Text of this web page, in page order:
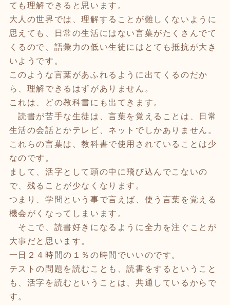
ても理解できると思います。
大人の世界では、理解することが難しくないように
思えても、日常の生活にはない言葉がたくさんでて
くるので、語彙力の低い生徒にはとても抵抗が大き
いようです。
このような言葉があふれるように出てくるのだか
ら、理解できるはずがありません。
これは、どの教科書にも出てきます。
読書が苦手な生徒は、言葉を覚えることは、日常
生活の会話とかテレビ、ネットでしかありません。
これらの言葉は、教科書で使用されていることは少
なのです。
まして、活字として頭の中に飛び込んでこないの
で、残ることが少なくなります。
つまり、学問という事で言えば、使う言葉を覚える
機会がくなってしまいます。
そこで、読書好きになるように全力を注ぐことが
大事だと思います。
一日２４時間の１％の時間でいいのです。
テストの問題を読むことも、読書をするということ
も、活字を読むということは、共通しているからで
す。